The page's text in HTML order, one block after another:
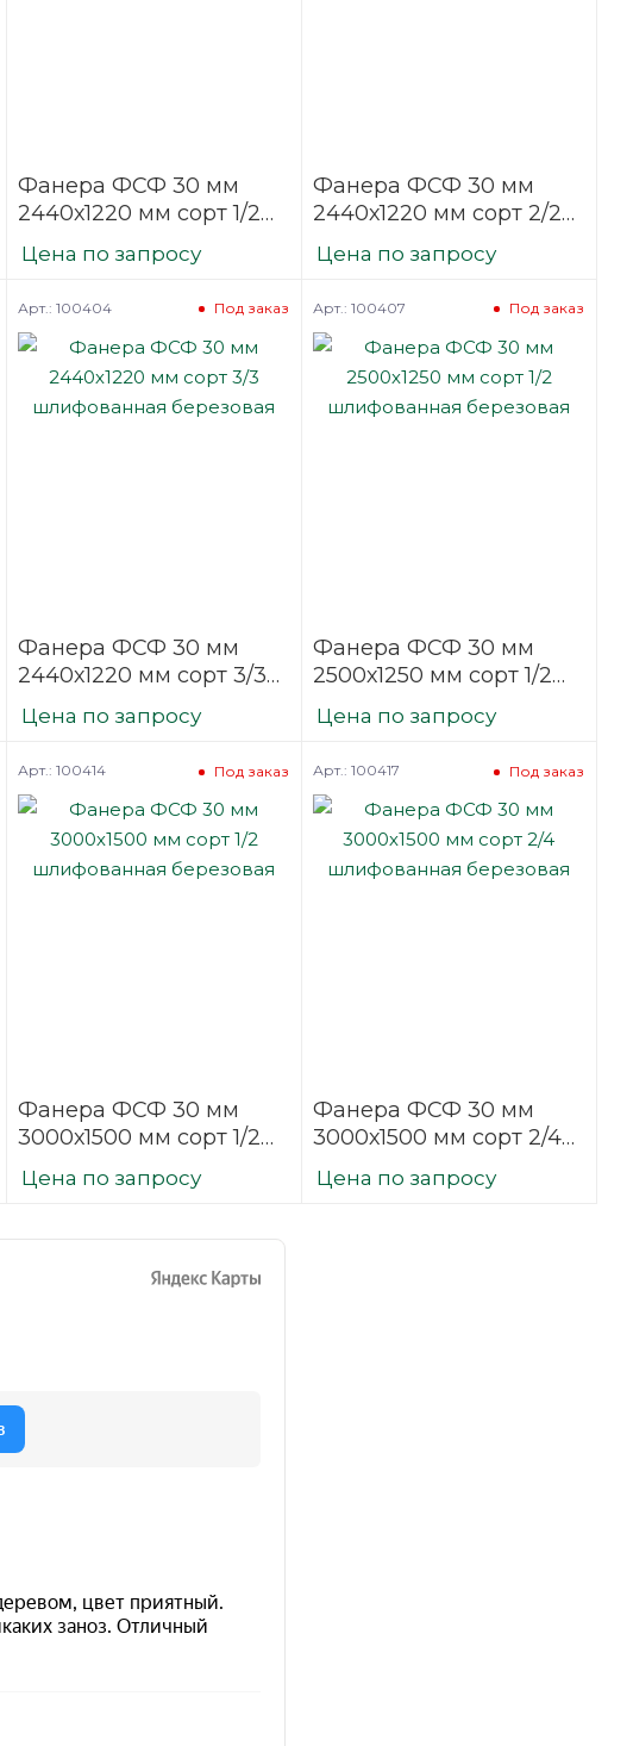
Фанера ФСФ 30 мм
2440х1220 мм сорт 1/2
шлифованная
березовая
Цена по запросу
Фанера ФСФ 30 мм
2440х1220 мм сорт 2/2
шлифованная
березовая
Цена по запросу
Фанера ФСФ 30 мм
2440х1220 мм сорт 3/3
шлифованная
березовая
Под заказ
Арт.: 100404
Цена по запросу
Фанера ФСФ 30 мм
2500х1250 мм сорт 1/2
шлифованная
березовая
Под заказ
Арт.: 100407
Цена по запросу
Фанера ФСФ 30 мм
3000х1500 мм сорт 1/2
шлифованная
березовая
Под заказ
Арт.: 100414
Цена по запросу
Фанера ФСФ 30 мм
3000х1500 мм сорт 2/4
шлифованная
березовая
Под заказ
Арт.: 100417
Цена по запросу